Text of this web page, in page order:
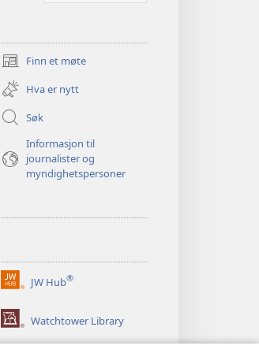
Finn et møte
(åpner
nytt
vindu)
Hva er nytt
Søk
Informasjon til
journalister og
myndighetspersoner
JW Hub®
(åpner
vindu) Watchtower Library